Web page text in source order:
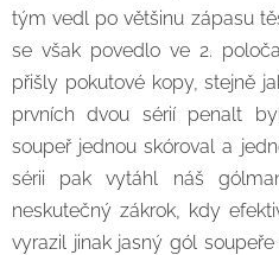
tým vedl po většinu zápasu
se však povedlo ve 2.
přišly pokutové kopy, stejně
prvních dvou sérií penalt
soupeř jednou skóroval a
sérii pak vytáhl náš
neskutečný zákrok, kdy
vyrazil jinak jasný gól